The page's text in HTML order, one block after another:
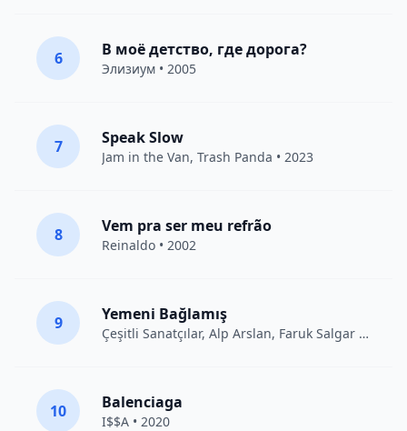
6 В моё детство, где дорога?
Элизиум • 2005
7 Speak Slow
Jam in the Van, Trash Panda • 2023
8 Vem pra ser meu refrão
Reinaldo • 2002
9 Yemeni Bağlamış
Çeşitli Sanatçılar, Alp Arslan, Faruk Salgar • 2012
10 Balenciaga
I$$A • 2020